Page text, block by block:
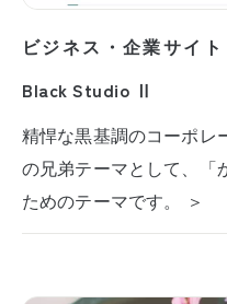
ビジネス・企業サイト
Black Studio Ⅱ
精悍な黒基調のコーポレ
の兄弟テーマとして、「
ためのテーマです。 ＞